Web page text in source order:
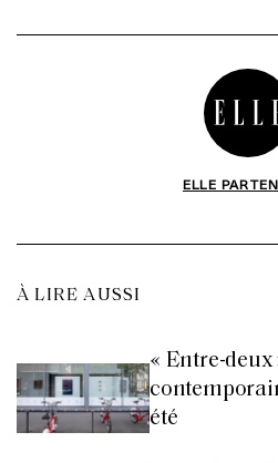
ELLE
À LIRE AUSSI
« Entre-deux
été